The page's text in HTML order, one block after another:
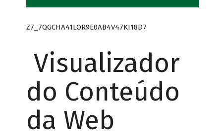
Z7_7QGCHA41LOR9E0AB4V47KI18D7
Visualizador
do Conteúdo
da Web